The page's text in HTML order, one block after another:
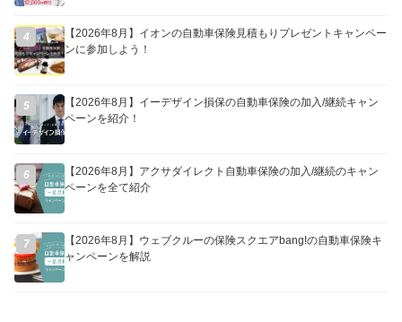
4
【2026年8月】イオンの自動車保険見積もりプレゼントキャンペー
ンに参加しよう！
5
【2026年8月】イーデザイン損保の自動車保険の加入/継続キャン
ペーンを紹介！
6
【2026年8月】アクサダイレクト自動車保険の加入/継続のキャン
ペーンを全て紹介
7
【2026年8月】ウェブクルーの保険スクエアbang!の自動車保険キ
ャンペーンを解説